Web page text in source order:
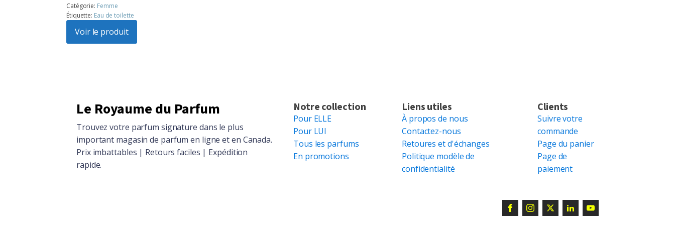
prix
initial
était :
$104.86.
prix
actuel
est :
$94.15.
Catégorie: Femme
Étiquette: Eau de toilette
Voir le produit
Le Royaume du Parfum
Trouvez votre parfum signature dans le plus
important magasin de parfum en ligne et en Canada.
Prix imbattables | Retours faciles | Expédition
rapide.
Notre collection
Pour ELLE
Pour LUI
Tous les parfums
En promotions
Liens utiles
À propos de nous
Contactez-nous
Retoures et d'échanges
Politique modèle de
confidentialité
Clients
Suivre votre
commande
Page du panier
Page de
paiement